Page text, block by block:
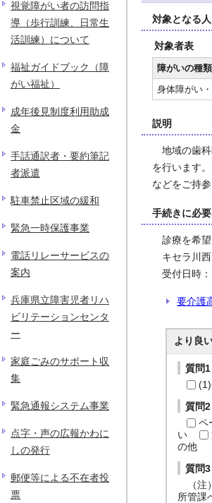
対象となる人
対象者表
障がいの種類
身体障がい
説明
地域の歯科
を行います
などをご持参
手続きに必
診療を希望
キセラ川西
受付日時：
要介護
より良
質問
質問
ペ
い
の他
質問
（注
所管課
視覚障がい者の訪問指
導（歩行訓練、日常生
活訓練）について
福祉ガイドブック（障
がい福祉）
成年後見制度利用助成
金
手話通訳者・要約筆記
者派遣
駐車禁止区域の緩和
緊急一時保護事業
電話リレーサービスの
案内
兵庫県立障害児者リハ
ビリテーションセンタ
ー
家庭ごみのサポート収
集
緊急通報システム事業
点字・声の広報かわに
しの発行
郵便等による不在者投
票